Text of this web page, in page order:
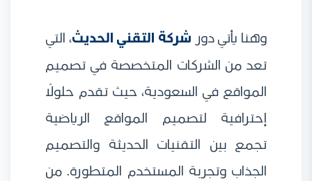
وهنا يأتي دور شركة التقني الحديث، التي
تعد من الشركات المتخصصة في تصميم
المواقع في السعودية، حيث تقدم حلولًا
إحترافية لتصميم المواقع الرياضية
تجمع بين التقنيات الحديثة والتصميم
الجذاب وتجربة المستخدم المتطورة. من